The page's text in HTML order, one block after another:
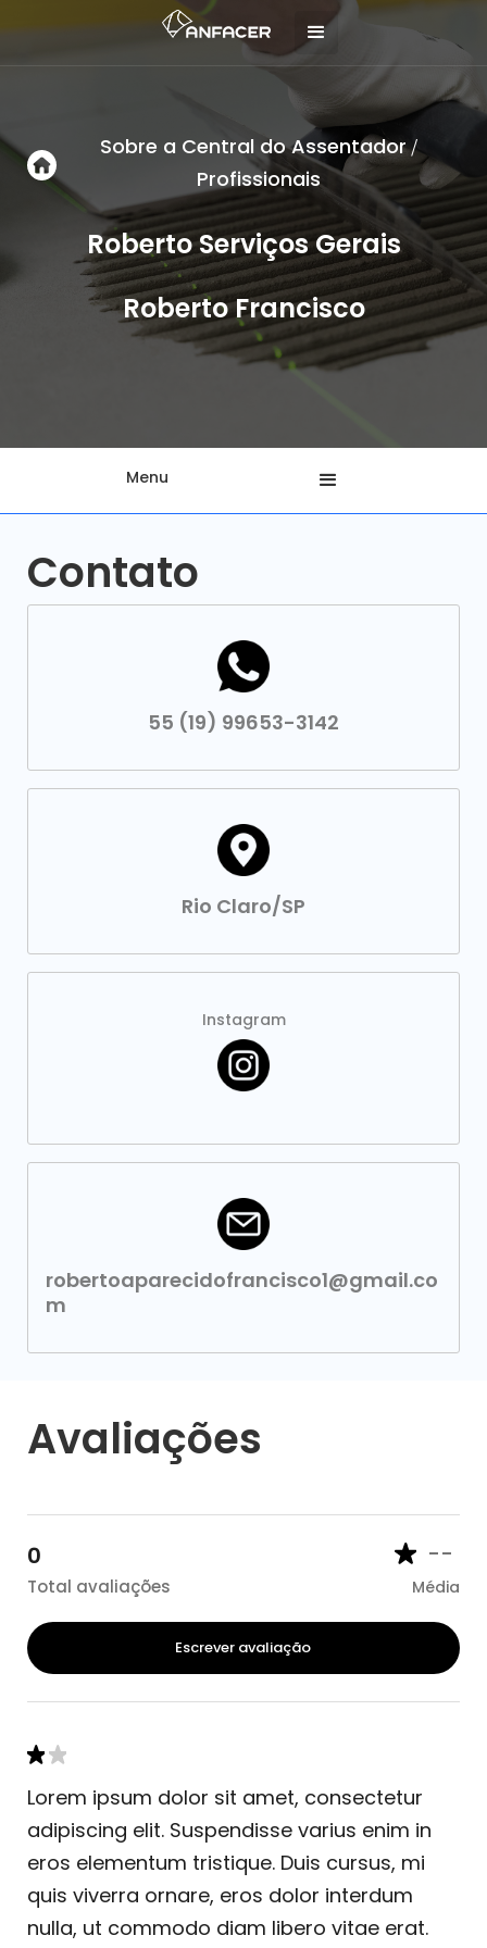
Sobre a Central do Assentador/
Profissionais
Roberto Serviços Gerais
Roberto Francisco
Menu
Contato
55 (19) 99653-3142
Rio Claro/SP
Instagram
robertoaparecidofrancisco1@gmail.co
m
Avaliações
0
Total avaliações
--
Média
Escrever avaliação
Lorem ipsum dolor sit amet, consectetur
adipiscing elit. Suspendisse varius enim in
eros elementum tristique. Duis cursus, mi
quis viverra ornare, eros dolor interdum
nulla, ut commodo diam libero vitae erat.